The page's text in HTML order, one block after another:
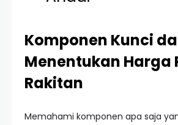
Komponen Kunci
Menentukan Harga
Rakitan
Memahami komponen apa saja